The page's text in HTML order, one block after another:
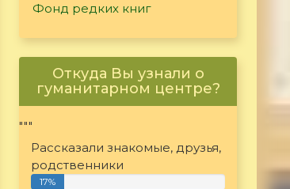
Фонд редких книг
Откуда Вы узнали о
гуманитарном центре?
"""
Рассказали знакомые, друзья,
родственники
17%